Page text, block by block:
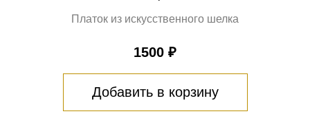
Платок из искусственного шелка
1500 ₽
Добавить в корзину